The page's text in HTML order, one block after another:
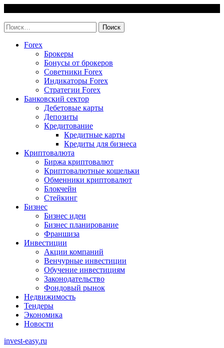
content
Найти:
Forex
Брокеры
Бонусы от брокеров
Советники Forex
Индикаторы Forex
Стратегии Forex
Банковский сектор
Дебетовые карты
Депозиты
Кредитование
Кредитные карты
Кредиты для бизнеса
Криптовалюта
Биржа криптовалют
Криптовалютные кошельки
Обменники криптовалют
Блокчейн
Стейкинг
Бизнес
Бизнес идеи
Бизнес планирование
Франшиза
Инвестиции
Акции компаний
Венчурные инвестиции
Обучение инвестициям
Законодательство
Фондовый рынок
Недвижимость
Тендеры
Экономика
Новости
invest-easy.ru